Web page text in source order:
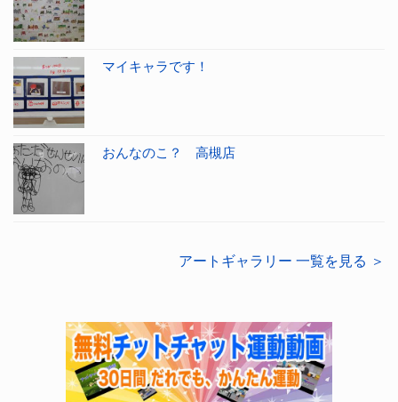
マイキャラです！
おんなのこ？ 高槻店
アートギャラリー 一覧を見る ＞